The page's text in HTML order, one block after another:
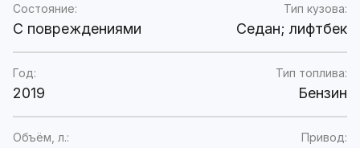
Состояние:
C повреждениями
Тип кузова:
Седан; лифтбек
Год:
2019
Тип топлива:
Бензин
Объём, л.: Привод: